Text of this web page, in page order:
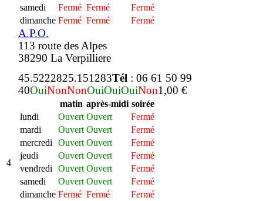
samedi
Fermé Fermé
Fermé
dimanche Fermé Fermé Fermé
A.P.O.
113 route des Alpes
38290 La Verpilliere
4
45.5222825.151283Tél : 06 61 50 99
40OuiNonNonOuiOuiOuiNon1,00 €
matin après-midi soirée
lundi
Ouvert Ouvert
Fermé
mardi
Ouvert Ouvert
Fermé
mercredi
Ouvert Ouvert
Fermé
jeudi
Ouvert Ouvert
Fermé
vendredi
Ouvert Ouvert
Fermé
samedi
Ouvert Ouvert
Fermé
dimanche Fermé Fermé Fermé